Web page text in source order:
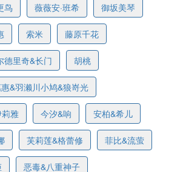
鸟 薇薇安·班希 御坂美琴
索米 藤原千花
德里奇&长门 胡桃
&羽濑川小鸠&狼嵜光
雅 今汐&响 安柏&希儿
芙莉莲&格蕾修 菲比&流萤
恶毒&八重神子